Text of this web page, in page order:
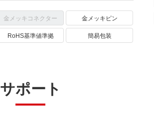
金メッキコネクター
金メッキピン
RoHS基準値準拠 簡易包装
サポート